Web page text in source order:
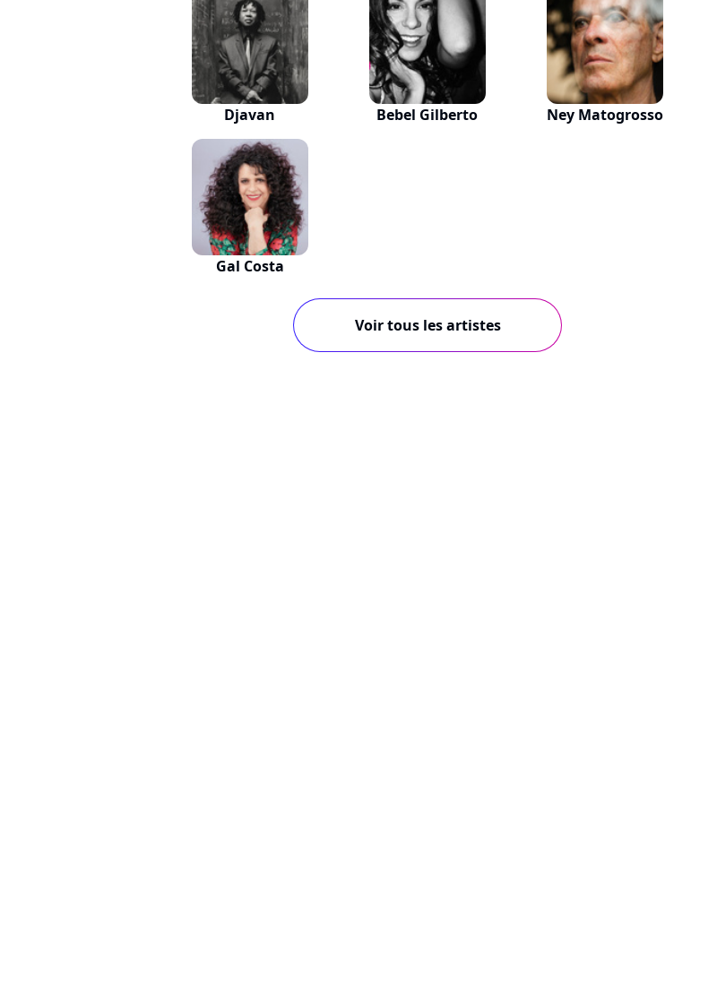
Djavan Bebel Gilberto Ney Matogrosso
Gal Costa
Voir tous les artistes